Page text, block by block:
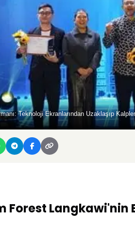
Teknoloji Ekranlarından Uzaklaşıp
Forest Langkawi'nin